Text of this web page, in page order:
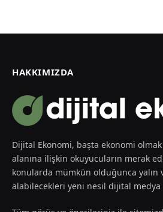
HAKKIMIZDA
Dijital Ekonomi, başta ekonomi
alanına ilişkin okuyucuların merak
konularda mümkün olduğunca yalın
alabilecekleri yeni nesil dijital